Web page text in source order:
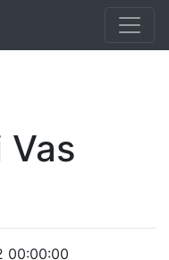
Vas
00:00:00